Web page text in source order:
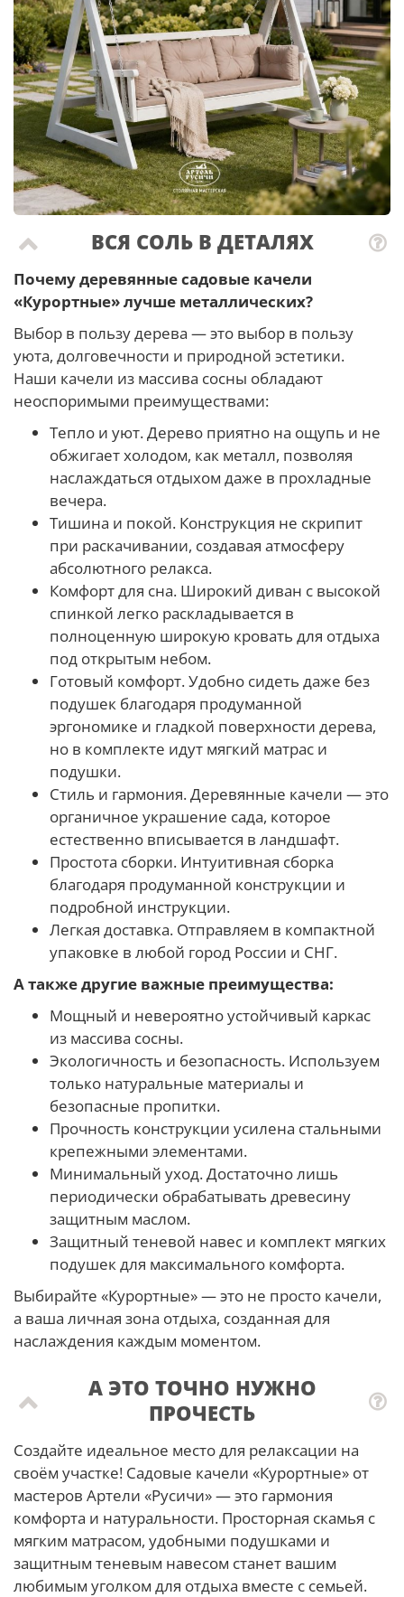
ВСЯ СОЛЬ В ДЕТАЛЯХ
Почему деревянные садовые качели
«Курортные» лучше металлических?
Выбор в пользу дерева — это выбор в пользу
уюта, долговечности и природной эстетики.
Наши качели из массива сосны обладают
неоспоримыми преимуществами:
Тепло и уют. Дерево приятно на ощупь и не
обжигает холодом, как металл, позволяя
наслаждаться отдыхом даже в прохладные
вечера.
Тишина и покой. Конструкция не скрипит
при раскачивании, создавая атмосферу
абсолютного релакса.
Комфорт для сна. Широкий диван с высокой
спинкой легко раскладывается в
полноценную широкую кровать для отдыха
под открытым небом.
Готовый комфорт. Удобно сидеть даже без
подушек благодаря продуманной
эргономике и гладкой поверхности дерева,
но в комплекте идут мягкий матрас и
подушки.
Стиль и гармония. Деревянные качели — это
органичное украшение сада, которое
естественно вписывается в ландшафт.
Простота сборки. Интуитивная сборка
благодаря продуманной конструкции и
подробной инструкции.
Легкая доставка. Отправляем в компактной
упаковке в любой город России и СНГ.
А также другие важные преимущества:
Мощный и невероятно устойчивый каркас
из массива сосны.
Экологичность и безопасность. Используем
только натуральные материалы и
безопасные пропитки.
Прочность конструкции усилена стальными
крепежными элементами.
Минимальный уход. Достаточно лишь
периодически обрабатывать древесину
защитным маслом.
Защитный теневой навес и комплект мягких
подушек для максимального комфорта.
Выбирайте «Курортные» — это не просто качели,
а ваша личная зона отдыха, созданная для
наслаждения каждым моментом.
А ЭТО ТОЧНО НУЖНО
ПРОЧЕСТЬ
Создайте идеальное место для релаксации на
своём участке! Садовые качели «Курортные» от
мастеров Артели «Русичи» — это гармония
комфорта и натуральности. Просторная скамья с
мягким матрасом, удобными подушками и
защитным теневым навесом станет вашим
любимым уголком для отдыха вместе с семьей.